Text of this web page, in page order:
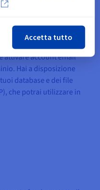
progettato piani di
a pubblicare il tuo sito
attivare account email
Hai a disposizione
database e dei file
che potrai utilizzare in
Accetta tutto